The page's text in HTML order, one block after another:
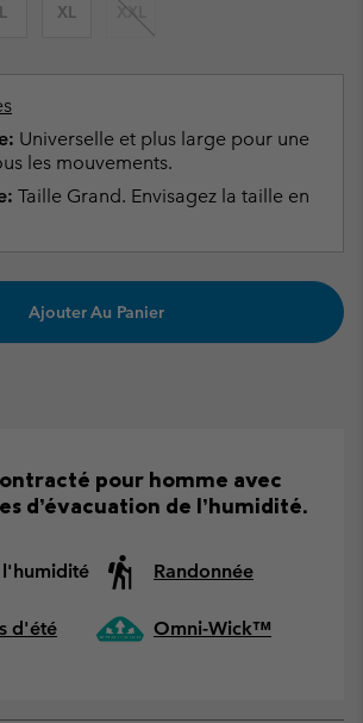
L XL XXL
Universelle et plus large pour une
les mouvements.
Taille Grand. Envisagez la taille en
Ajouter Au Panier
pour homme avec
d’évacuation de l’humidité.
l'humidité Randonnée
d'été Omni-Wick™